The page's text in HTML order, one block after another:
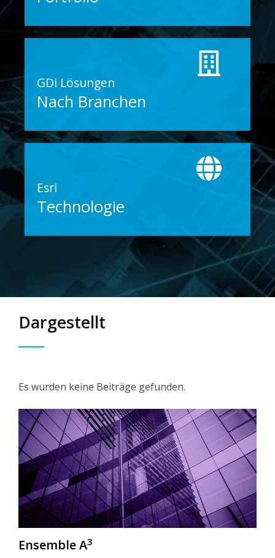
GDi Lösungen
Nach Branchen
Esri
Technologie
Dargestellt
Es wurden keine Beiträge gefunden.
Ensemble A3